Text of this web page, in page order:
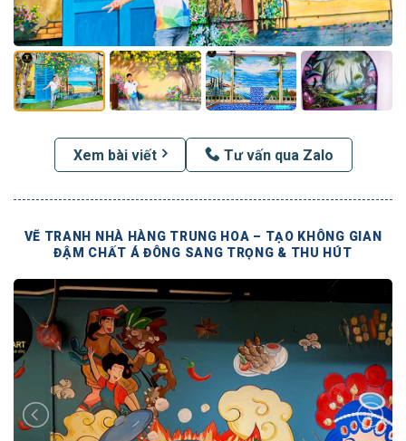
Xem bài viết Tư vấn qua Zalo
VẼ TRANH NHÀ HÀNG TRUNG HOA – TẠO KHÔNG GIAN
ĐẬM CHẤT Á ĐÔNG SANG TRỌNG & THU HÚT